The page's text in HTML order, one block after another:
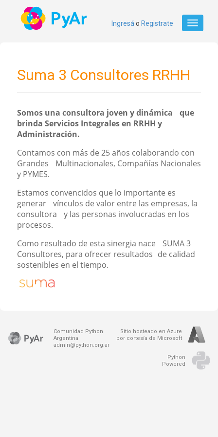
Toggle
Ingresá o Registrate
Suma 3 Consultores RRHH
Somos una consultora joven y dinámica que
brinda Servicios Integrales en RRHH y
Administración.
Contamos con más de 25 años colaborando con
Grandes Multinacionales, Compañías Nacionales
y PYMES.
Estamos convencidos que lo importante es
generar vínculos de valor entre las empresas, la
consultora y las personas involucradas en los
procesos.
Como resultado de esta sinergia nace SUMA 3
Consultores, para ofrecer resultados de calidad
sostenibles en el tiempo.
Comunidad Python
Argentina
admin@python.org.ar
Sitio hosteado en Azure
por cortesía de Microsoft
Python
Powered